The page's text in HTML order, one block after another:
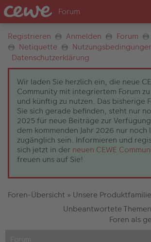
Registrieren Anmelden Forum
Netiquette
Datenschutzerklärung
Wir laden Sie herzlich ein, die neue
Community mit integriertem Forum
und künftig zu nutzen. Das bisherige
Sie sich gerade befinden, steht nur
2025 für neue Beiträge zur
dem kommenden Jahr 2026 nur noch
zugänglich sein. Informieren und
sich jetzt in der neuen CEWE
freuen uns auf Sie!
Foren-Übersicht » Unsere Produktfamilie
Unbeantwortete Themen
Foren als